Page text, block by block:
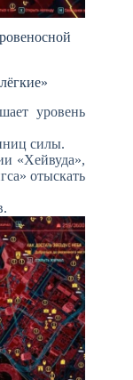
уровень
силы.
«Хейвуда»,
отыскать